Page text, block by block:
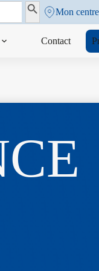
Search ButtonMon centre
Contact